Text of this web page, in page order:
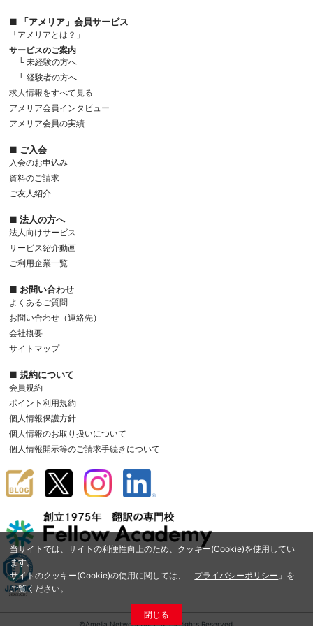
当サイトでは、サイトの利便性向上のため、クッキー(Cookie)を使用してい
ます。
サイトのクッキー(Cookie)の使用に関しては、「プライバシーポリシー 」を
ご覧ください。
閉じる
■ 「アメリア」会員サービス
「アメリアとは？」
サービスのご案内
└ 未経験の方へ
└ 経験者の方へ
求人情報をすべて見る
アメリア会員インタビュー
アメリア会員の実績
■ ご入会
入会のお申込み
資料のご請求
ご友人紹介
■ 法人の方へ
法人向けサービス
サービス紹介動画
ご利用企業一覧
■ お問い合わせ
よくあるご質問
お問い合わせ（連絡先）
会社概要
サイトマップ
■ 規約について
会員規約
ポイント利用規約
個人情報保護方針
個人情報のお取り扱いについて
個人情報開示等のご請求手続きについて
©Amelia Network Co.,Ltd. All Rights Reserved.